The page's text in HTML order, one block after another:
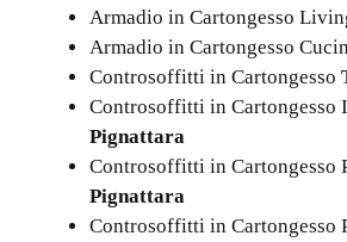
Armadio in Cartongesso
Armadio in Cartongesso
Controsoffitti in Cartongesso
Controsoffitti in Cartongesso
Pignattara
Controsoffitti in Cartongesso
Pignattara
Controsoffitti in Cartongesso